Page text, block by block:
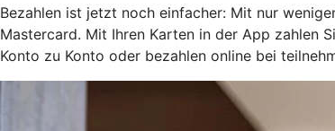
Bezahlen ist jetzt noch einfacher: Mit nur
Mastercard. Mit Ihren Karten in der App zahlen
Konto zu Konto oder bezahlen online bei